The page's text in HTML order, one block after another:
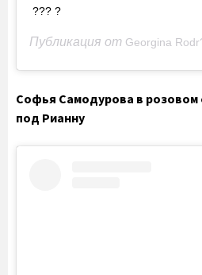
??? ?
Публикация от Georgina
Софья Самодурова в розовом
под Рианну